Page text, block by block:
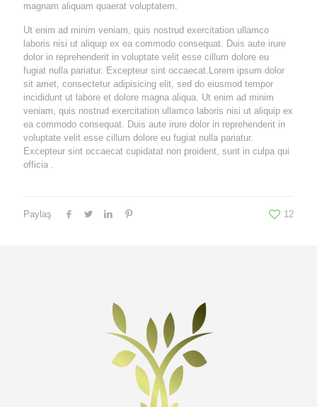
magnam aliquam quaerat voluptatem.
Ut enim ad minim veniam, quis nostrud exercitation ullamco
laboris nisi ut aliquip ex ea commodo consequat. Duis aute irure
dolor in reprehenderit in voluptate velit esse cillum dolore eu
fugiat nulla pariatur. Excepteur sint occaecat.Lorem ipsum dolor
sit amet, consectetur adipisicing elit, sed do eiusmod tempor
incididunt ut labore et dolore magna aliqua. Ut enim ad minim
veniam, quis nostrud exercitation ullamco laboris nisi ut aliquip ex
ea commodo consequat. Duis aute irure dolor in reprehenderit in
voluptate velit esse cillum dolore eu fugiat nulla pariatur.
Excepteur sint occaecat cupidatat non proident, sunt in culpa qui
officia .
Paylaş 12